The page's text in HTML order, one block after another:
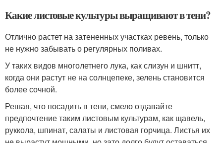
Какие листовые культуры выращивают в тени?
Отлично растет на затененных участках ревень, только
не нужно забывать о регулярных поливах.
У таких видов многолетнего лука, как слизун и шнитт,
когда они растут не на солнцепеке, зелень становится
более сочной.
Решая, что посадить в тени, смело отдавайте
предпочтение таким листовым культурам, как щавель,
руккола, шпинат, салаты и листовая горчица. Листья их